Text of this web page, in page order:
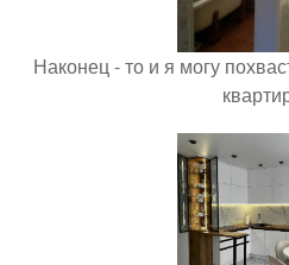
Наконец - то и я могу